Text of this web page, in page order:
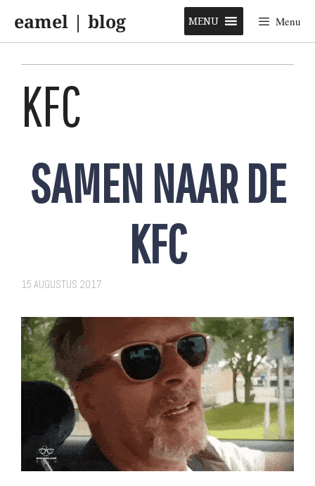
content
eamel | blog Menu
MENU
KFC
SAMEN NAAR DE
KFC
15 AUGUSTUS 2017